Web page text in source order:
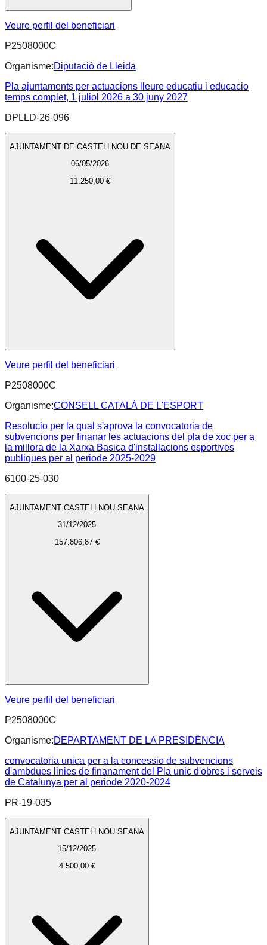
Veure perfil del beneficiari
P2508000C
Organisme:Diputació de Lleida
Pla ajuntaments per actuacions lleure educatiu i educacio
temps complet, 1 juliol 2026 a 30 juny 2027
DPLLD-26-096
AJUNTAMENT DE CASTELLNOU DE SEANA
06/05/2026
11.250,00 €
Veure perfil del beneficiari
P2508000C
Organisme:CONSELL CATALÀ DE L'ESPORT
Resolucio per la qual s'aprova la convocatoria de
subvencions per finanar les actuacions del pla de xoc per a
la millora de la Xarxa Basica d'installacions esportives
publiques per al periode 2025-2029
6100-25-030
AJUNTAMENT CASTELLNOU SEANA
31/12/2025
157.806,87 €
Veure perfil del beneficiari
P2508000C
Organisme:DEPARTAMENT DE LA PRESIDÈNCIA
convocatoria unica per a la concessio de subvencions
d'ambdues linies de finanament del Pla unic d'obres i serveis
de Catalunya per al periode 2020-2024
PR-19-035
AJUNTAMENT CASTELLNOU SEANA
15/12/2025
4.500,00 €